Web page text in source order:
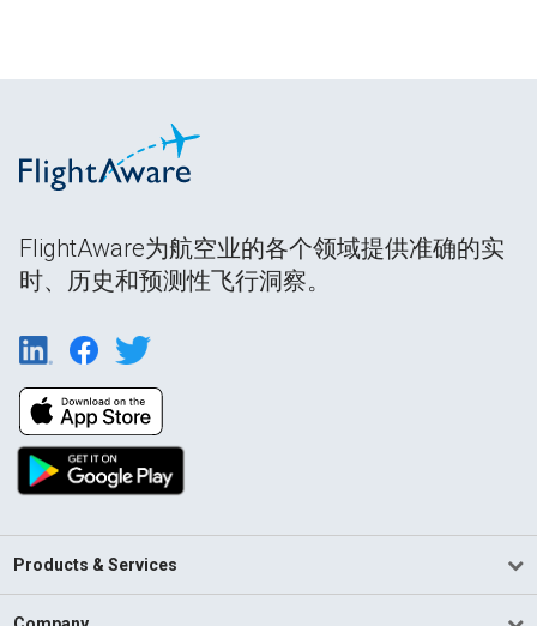
FlightAware为航空业的各个领域提供准确的实
时、历史和预测性飞行洞察。
Products & Services